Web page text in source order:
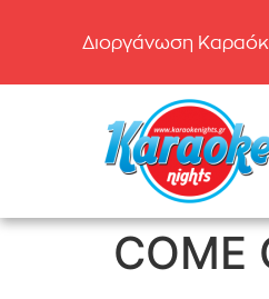
Διοργάνωση
COME